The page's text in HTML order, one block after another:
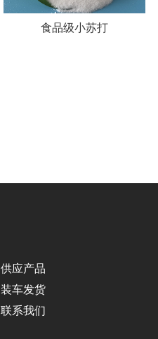
食品级小苏打
供应产品
装车发货
联系我们